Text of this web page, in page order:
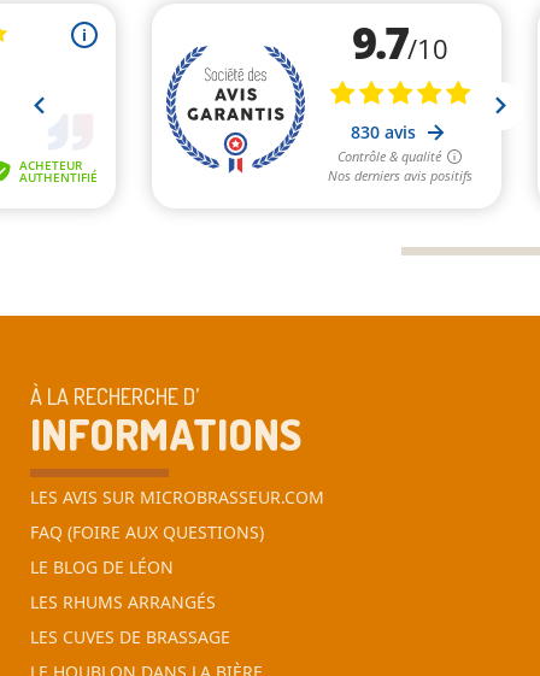
À LA RECHERCHE D’
INFORMATIONS
LES AVIS SUR MICROBRASSEUR.COM
FAQ (FOIRE AUX QUESTIONS)
LE BLOG DE LÉON
LES RHUMS ARRANGÉS
LES CUVES DE BRASSAGE